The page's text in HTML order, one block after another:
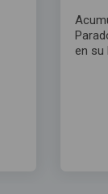
en su